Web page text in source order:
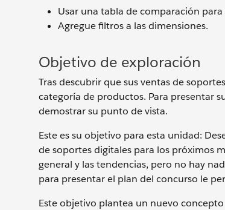
Usar una tabla de comparación
Agregue filtros a las dimensiones.
Objetivo de exploración
Tras descubrir que sus ventas de
categoría de productos. Para presentar
demostrar su punto de vista.
Este es su objetivo para esta unidad:
de soportes digitales para los próximos
general y las tendencias, pero no hay
para presentar el plan del concurso le
Este objetivo plantea un nuevo